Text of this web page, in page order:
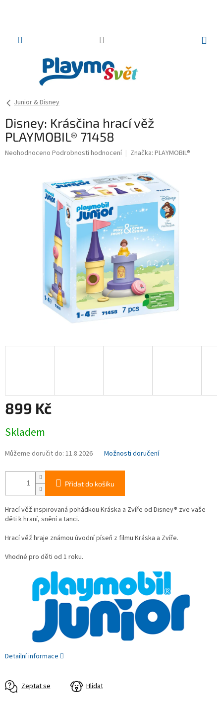
Junior & Disney
Disney: Krásčina hrací věž
PLAYMOBIL® 71458
Průměrné
Neohodnoceno Podrobnosti hodnocení Značka: PLAYMOBIL®
899 Kč
cena:
Skladem
Můžeme doručit do: 11.8.2026 Možnosti doručení
Přidat do košíku
Hrací věž inspirovaná pohádkou Kráska a Zvíře od Disney® zve vaše
děti k hraní, snění a tanci.
Hrací věž hraje známou úvodní píseň z filmu Kráska a Zvíře.
Vhodné pro děti od 1 roku.
Detailní informace
Zeptat se Hlídat